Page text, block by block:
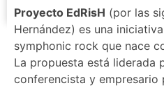
Proyecto EdRisH (por las
Hernández) es una
symphonic rock que nace
La propuesta está liderada
conferencista y empresario